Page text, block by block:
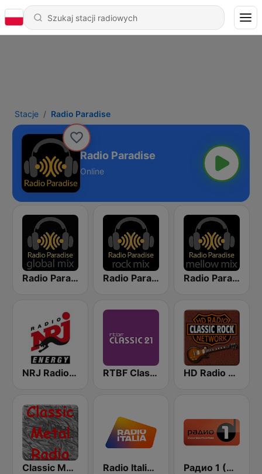
Stacje Radio Paradise
Radio Paradise
Online
Radio Paradise - Global Mix Radio Paradise - Rock Mix Radio Paradise - Mellow Mix
NRJ Radio ENERGY RTBF Classic 21 HD Radio - Classic Rock
Classic Metal Radio Radio Italia solomusicaitaliana Радио 1 (Radio 1)